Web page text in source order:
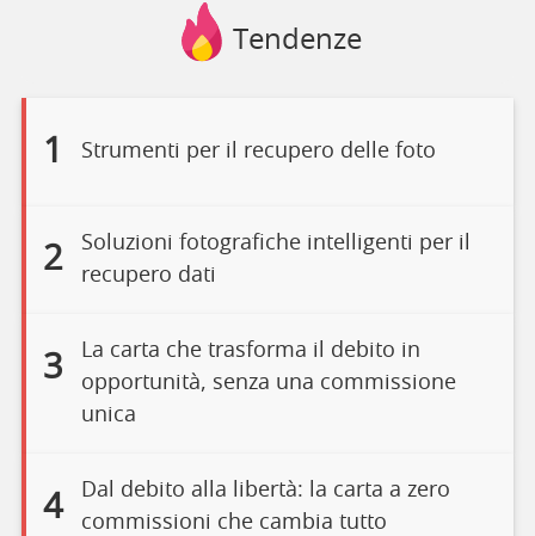
Tendenze
1 Strumenti per il recupero delle foto
2
Soluzioni fotografiche intelligenti per il
recupero dati
3
La carta che trasforma il debito in
opportunità, senza una commissione
unica
4
Dal debito alla libertà: la carta a zero
commissioni che cambia tutto